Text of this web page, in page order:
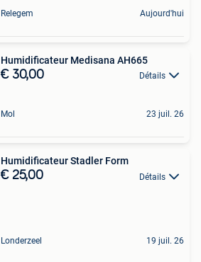
Relegem Aujourd'hui
Humidificateur Medisana AH665
€ 30,00 Détails
Mol 23 juil. 26
Humidificateur Stadler Form
€ 25,00 Détails
Londerzeel 19 juil. 26